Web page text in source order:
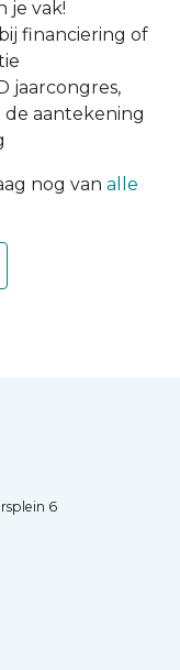
je vak!
financiering of
jaarcongres,
aantekening
nog van alle
6